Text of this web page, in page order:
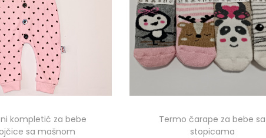
kompletić za bebe
sa mašnom
Termo čarape za bebe sa
stopicama